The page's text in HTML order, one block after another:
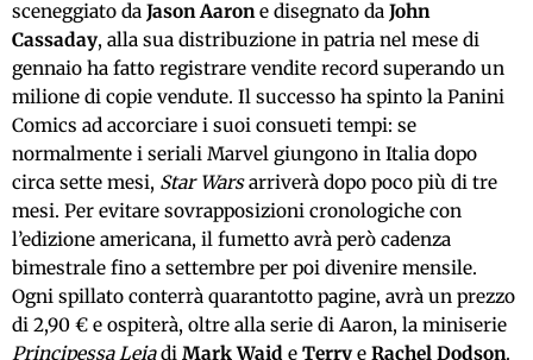
sceneggiato da Jason Aaron e disegnato da John
Cassaday, alla sua distribuzione in patria nel mese di
gennaio ha fatto registrare vendite record superando un
milione di copie vendute. Il successo ha spinto la Panini
Comics ad accorciare i suoi consueti tempi: se
normalmente i seriali Marvel giungono in Italia dopo
circa sette mesi, Star Warsarriverà dopo poco più di tre
mesi. Per evitare sovrapposizioni cronologiche con
l’edizione americana, il fumetto avrà però cadenza
bimestrale fino a settembre per poi divenire mensile.
Ogni spillato conterrà quarantotto pagine, avrà un prezzo
di 2,90 € e ospiterà, oltre alla serie di Aaron, la miniserie
Principessa Leiadi Mark Waid e Terry e Rachel Dodson.